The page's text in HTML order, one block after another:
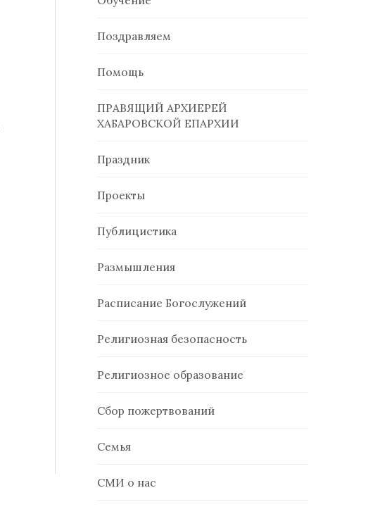
Поздравляем
Помощь
ПРАВЯЩИЙ АРХИЕРЕЙ
ХАБАРОВСКОЙ ЕПАРХИИ
Праздник
Проекты
Публицистика
Размышления
Расписание Богослужений
Религиозная безопасность
Религиозное образование
Сбор пожертвований
Семья
СМИ о нас